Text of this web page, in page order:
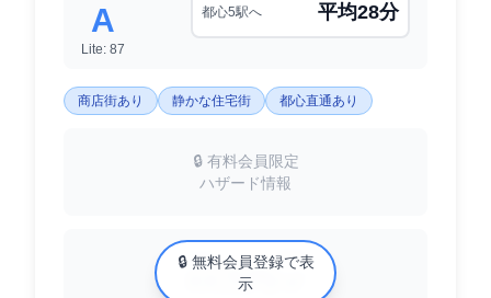
A
Lite: 87
都心5駅へ 平均28分
商店街あり 静かな住宅街 都心直通あり
🔒 有料会員限定
ハザード情報
中古マンション相場
XX万円/㎡
🔒 無料会員登録で表
示